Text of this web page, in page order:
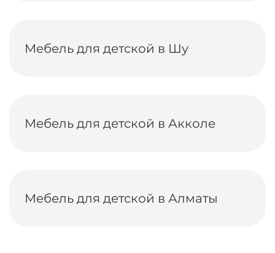
Мебель для детской в Шу
Мебель для детской в Акколе
Мебель для детской в Алматы